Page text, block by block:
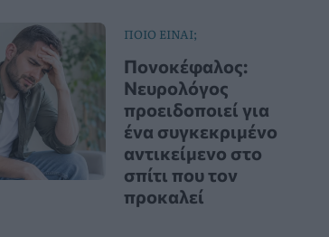
ΠΟΙΟ ΕΙΝΑΙ;
Πονοκέφαλος:
Νευρολόγος
προειδοποιεί για
ένα συγκεκριμένο
αντικείμενο στο
σπίτι που τον
προκαλεί